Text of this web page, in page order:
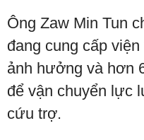
Ông Zaw Min Tun
đang cung cấp
ảnh hưởng và hơn
để vận chuyển lực
cứu trợ.